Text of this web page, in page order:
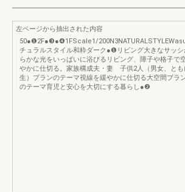
左ページから抽出された内容
50●❶2F●❸●❹1FScale1/
チュラルスタイル和粋ダーク●❶リビング大きなサッ
らかな光をいっぱいに浴びるリビング、障子や格子で
やかに仕切る。家族構成夫・妻 子供2人（男女、とも
生）プランのテーマ視線を緩やかに仕切る大空間プラ
のテーマ育児と安心を大切にする暮らし●❷